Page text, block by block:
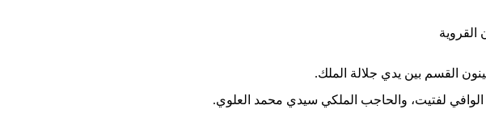
القسم بين يدي جلالة الملك.
الوافي لفتيت، والحاجب الملكي سيدي محمد العلوي.